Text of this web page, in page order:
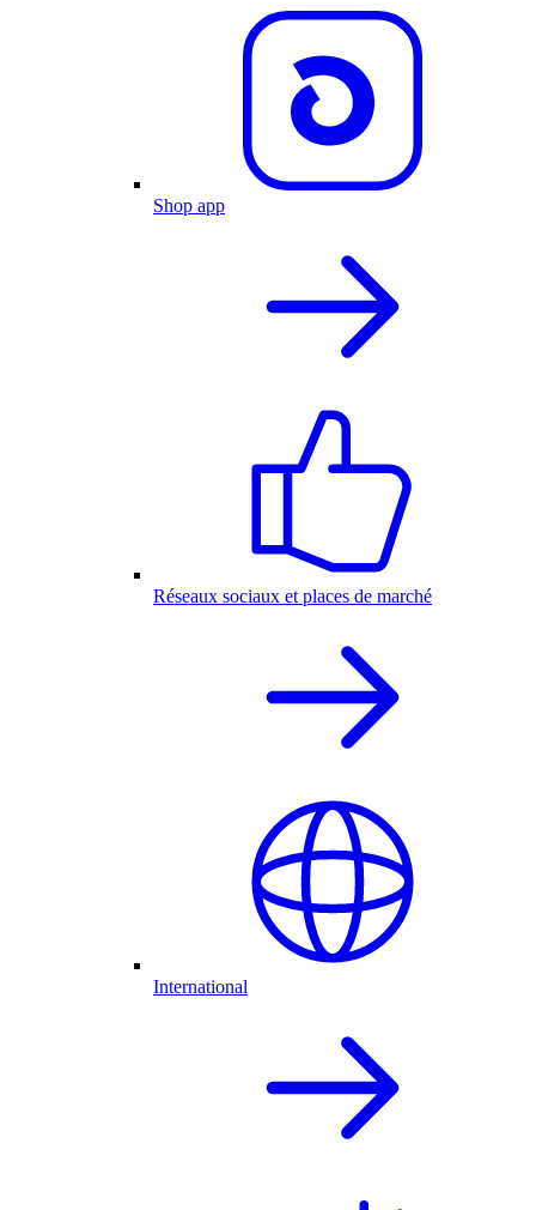
Shop app
Réseaux sociaux et places de marché
International